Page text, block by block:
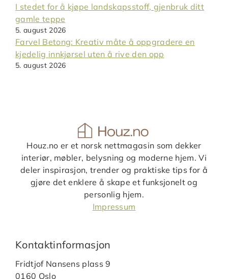
I stedet for å kjøpe landskapsstoff, gjenbruk ditt
gamle teppe
5. august 2026
Farvel Betong: Kreativ måte å oppgradere en
kjedelig innkjørsel uten å rive den opp
5. august 2026
Houz.no er et norsk nettmagasin som dekker
interiør, møbler, belysning og moderne hjem. Vi
deler inspirasjon, trender og praktiske tips for å
gjøre det enklere å skape et funksjonelt og
personlig hjem.
Impressum
Kontaktinformasjon
Fridtjof Nansens plass 9
0160 Oslo